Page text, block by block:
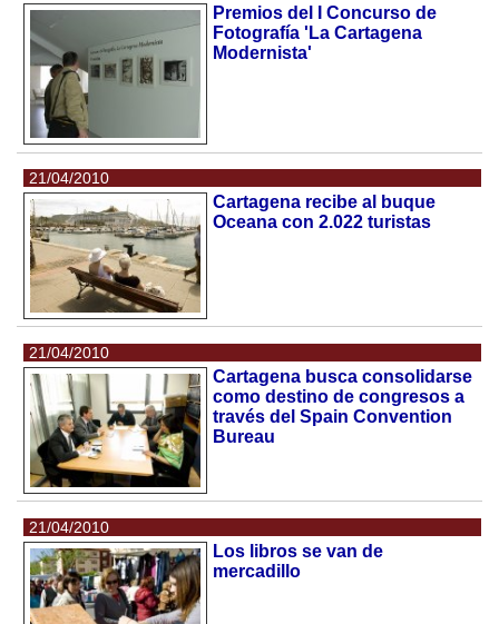
Premios del I Concurso de
Fotografía 'La Cartagena
Modernista'
21/04/2010
Cartagena recibe al buque
Oceana con 2.022 turistas
21/04/2010
Cartagena busca consolidarse
como destino de congresos a
través del Spain Convention
Bureau
21/04/2010
Los libros se van de
mercadillo